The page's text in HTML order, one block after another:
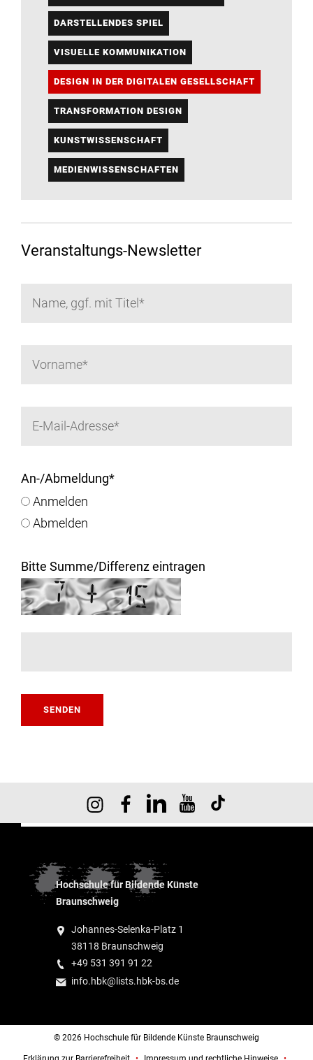
DARSTELLENDES SPIEL
VISUELLE KOMMUNIKATION
DESIGN IN DER DIGITALEN GESELLSCHAFT
TRANSFORMATION DESIGN
KUNSTWISSENSCHAFT
MEDIENWISSENSCHAFTEN
Veranstaltungs-Newsletter
An-/Abmeldung*
Anmelden
Abmelden
Bitte Summe/Differenz eintragen
SENDEN
Hochschule für Bildende Künste
Braunschweig
Johannes-Selenka-Platz 1
38118 Braunschweig
+49 531 391 91 22
info.hbk@lists.hbk-bs.de
© 2026 Hochschule für Bildende Künste Braunschweig